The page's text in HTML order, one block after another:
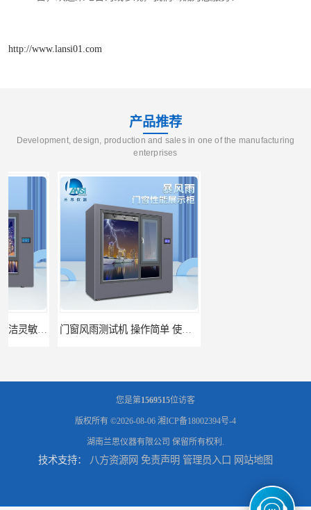
http://www.lansi01.com
产品推荐
Development, design, production and sales in one of the manufacturing
enterprises
门窗风雨测试机 操作简单 使用寿命长
门窗雷电展示 智能操控 灵敏方便 高低温恒温试验箱 彩屏操作 移动和放置方便
您是第1569515位访客
版权所有 ©2026-08-06 湘ICP备18002394号-4
湖南兰思仪器有限公司 保留所有权利.
技术支持： 八方资源网 免责声明 管理员入口 网站地图